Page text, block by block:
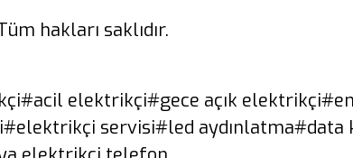
hakları saklıdır.
#acil elektrikçi#gece açık elektrikçi
#elektrikçi servisi#led aydınlatma#data